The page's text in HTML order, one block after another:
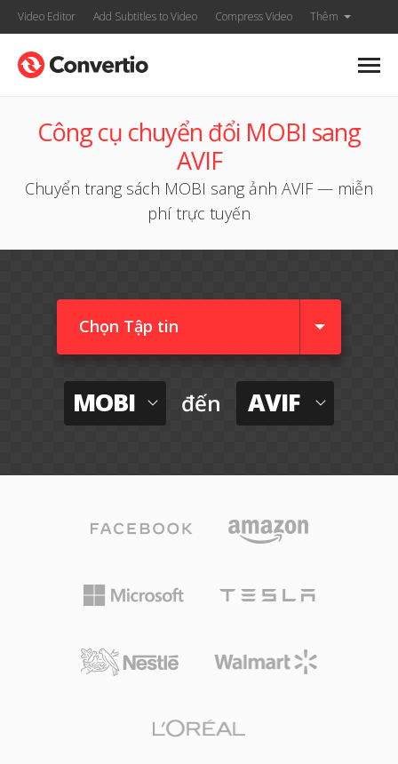
Video Editor Add Subtitles to Video Compress Video Thêm
Công cụ chuyển đổi MOBI sang
AVIF
Chuyển trang sách MOBI sang ảnh AVIF — miễn
phí trực tuyến
Chọn Tập tin
MOBI đến AVIF